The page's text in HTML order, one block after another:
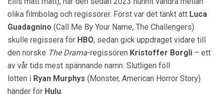
olika filmbolag och regissörer. Först var det tänkt att Luca
Guadagnino (Call Me By Your Name, The Challengers)
skulle regissera för HBO, sedan gick uppdraget vidare till
den norske The Drama-regissören Kristoffer Borgli – ett
av vår tids mest spännande namn. Slutligen föll
lotten i Ryan Murphys (Monster, American Horror Story)
händer för Hulu.